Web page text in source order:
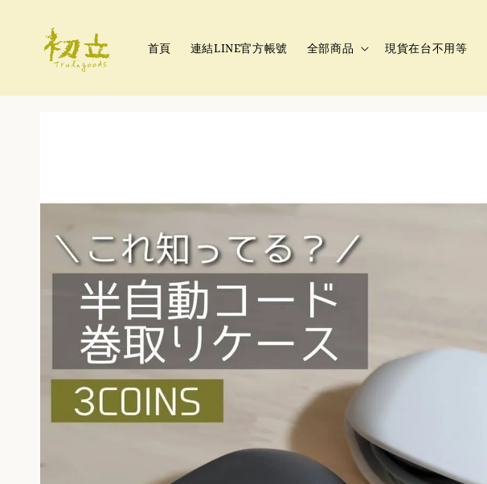
首頁 連結LINE官方帳號 全部商品 現貨在台不用等